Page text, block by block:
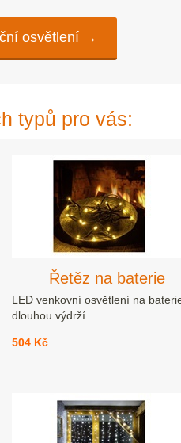
osvětlení →
typů pro vás:
Řetěz na baterie
LED venkovní osvětlení na
dlouhou výdrží
504 Kč